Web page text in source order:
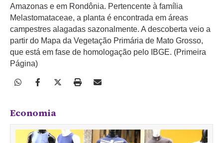
Amazonas e em Rondônia. Pertencente à família
Melastomataceae, a planta é encontrada em áreas
campestres alagadas sazonalmente. A descoberta veio a
partir do Mapa da Vegetação Primária de Mato Grosso,
que está em fase de homologação pelo IBGE. (Primeira
Página)
Economia